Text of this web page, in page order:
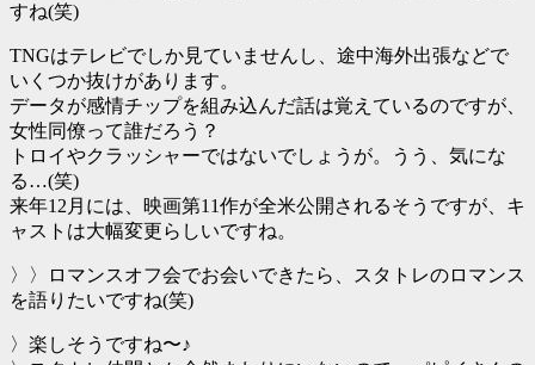
すね(笑)
TNGはテレビでしか見ていませんし、途中海外出張などで
いくつか抜けがあります。
データが感情チップを組み込んだ話は覚えているのですが、
女性同僚って誰だろう？
トロイやクラッシャーではないでしょうが。うう、気にな
る…(笑)
来年12月には、映画第11作が全米公開されるそうですが、キ
ャストは大幅変更らしいですね。
〉〉ロマンスオフ会でお会いできたら、スタトレのロマンス
を語りたいですね(笑)
〉楽しそうですね〜♪